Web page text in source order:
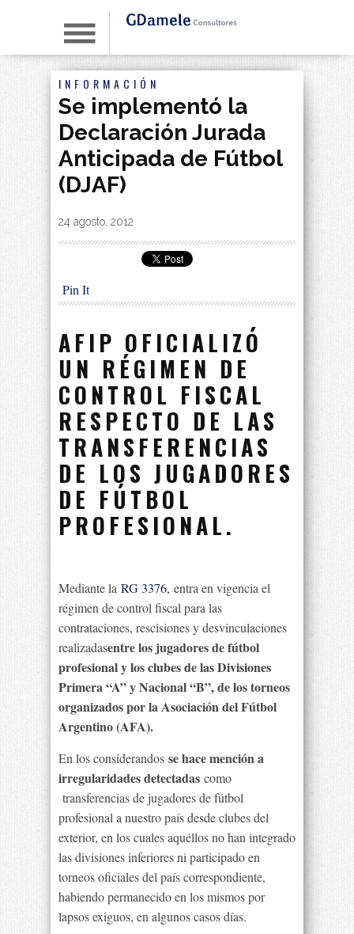
INFORMACIÓN
Se implementó la
Declaración Jurada
Anticipada de Fútbol
(DJAF)
By|
24 agosto, 2012
Pin It
AFIP OFICIALIZÓ
UN RÉGIMEN DE
CONTROL FISCAL
RESPECTO DE LAS
TRANSFERENCIAS
DE LOS JUGADORES
DE FÚTBOL
PROFESIONAL.
Mediante la RG 3376, entra en vigencia el
régimen de control fiscal para las
contrataciones, rescisiones y desvinculaciones
realizadasentre los jugadores de fútbol
profesional y los clubes de las Divisiones
Primera “A” y Nacional “B”, de los torneos
organizados por la Asociación del Fútbol
Argentino (AFA).
En los considerandos se hace mención a
irregularidades detectadas como
transferencias de jugadores de fútbol
profesional a nuestro país desde clubes del
exterior, en los cuales aquéllos no han integrado
las divisiones inferiores ni participado en
torneos oficiales del país correspondiente,
habiendo permanecido en los mismos por
lapsos exiguos, en algunos casos días.